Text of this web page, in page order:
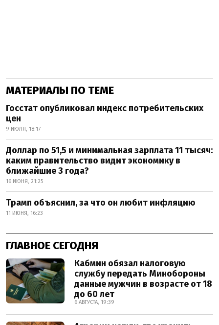
МАТЕРИАЛЫ ПО ТЕМЕ
Госстат опубликовал индекс потребительских
цен
9 ИЮЛЯ, 18:17
Доллар по 51,5 и минимальная зарплата 11 тысяч:
каким правительство видит экономику в
ближайшие 3 года?
16 ИЮНЯ, 21:25
Трамп объяснил, за что он любит инфляцию
11 ИЮНЯ, 16:23
ГЛАВНОЕ СЕГОДНЯ
Кабмин обязал налоговую
службу передать Минобороны
данные мужчин в возрасте от 18
до 60 лет
6 АВГУСТА, 19:39